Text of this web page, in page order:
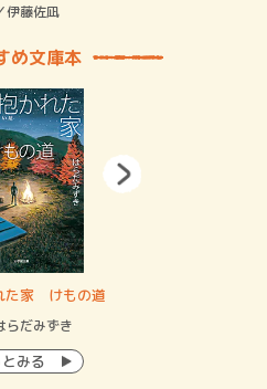
伊藤佐凪
め文庫本
た家 けもの道
らだみずき
みる